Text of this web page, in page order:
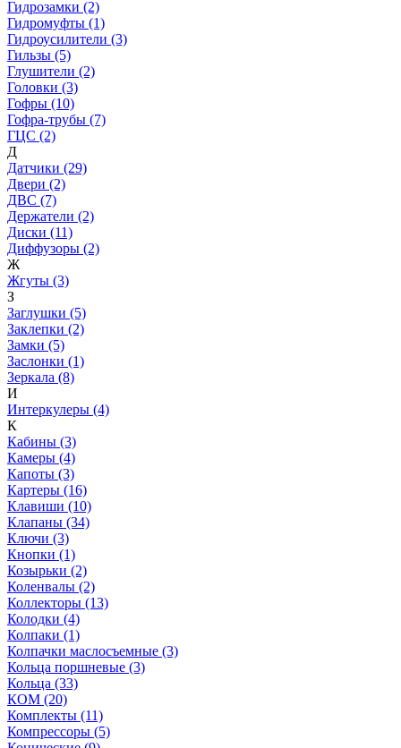
Гидрозамки (2)
Гидромуфты (1)
Гидроусилители (3)
Гильзы (5)
Глушители (2)
Головки (3)
Гофры (10)
Гофра-трубы (7)
ГЦС (2)
Д
Датчики (29)
Двери (2)
ДВС (7)
Держатели (2)
Диски (11)
Диффузоры (2)
Ж
Жгуты (3)
З
Заглушки (5)
Заклепки (2)
Замки (5)
Заслонки (1)
Зеркала (8)
И
Интеркулеры (4)
К
Кабины (3)
Камеры (4)
Капоты (3)
Картеры (16)
Клавиши (10)
Клапаны (34)
Ключи (3)
Кнопки (1)
Козырьки (2)
Коленвалы (2)
Коллекторы (13)
Колодки (4)
Колпаки (1)
Колпачки маслосъемные (3)
Кольца поршневые (3)
Кольца (33)
КОМ (20)
Комплекты (11)
Компрессоры (5)